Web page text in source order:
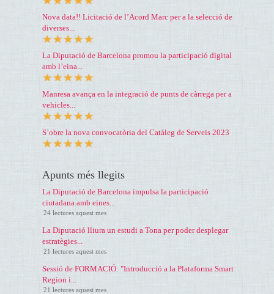
Nova data!! Licitació de l’Acord Marc per a la selecció de
diverses...
La Diputació de Barcelona promou la participació digital
amb l’eina...
Manresa avança en la integració de punts de càrrega per a
vehicles...
S’obre la nova convocatòria del Catàleg de Serveis 2023
Apunts més llegits
La Diputació de Barcelona impulsa la participació
ciutadana amb eines...
24 lectures aquest mes
La Diputació lliura un estudi a Tona per poder desplegar
estratègies...
21 lectures aquest mes
Sessió de FORMACIÓ: "Introducció a la Plataforma Smart
Region i...
21 lectures aquest mes